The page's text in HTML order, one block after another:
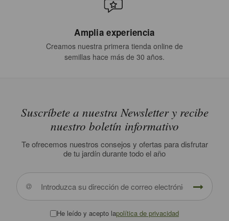
Amplia experiencia
Creamos nuestra primera tienda online de
semillas hace más de 30 años.
Suscríbete a nuestra Newsletter y recibe
nuestro boletín informativo
Te ofrecemos nuestros consejos y ofertas para disfrutar
de tu jardín durante todo el año
He leído y acepto lapolítica de privacidad